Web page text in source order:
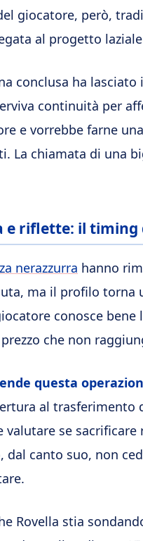
giocatore, però,
al progetto
conclusa ha lasciato
continuità per
e vorrebbe farne
La chiamata di una
e riflette: il timing
nerazzurra hanno
ma il profilo torna
conosce
che non
questa
al trasferimento
valutare se
dal canto suo, non
Rovella stia